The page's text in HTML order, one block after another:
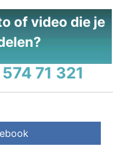
of video die je
71 321